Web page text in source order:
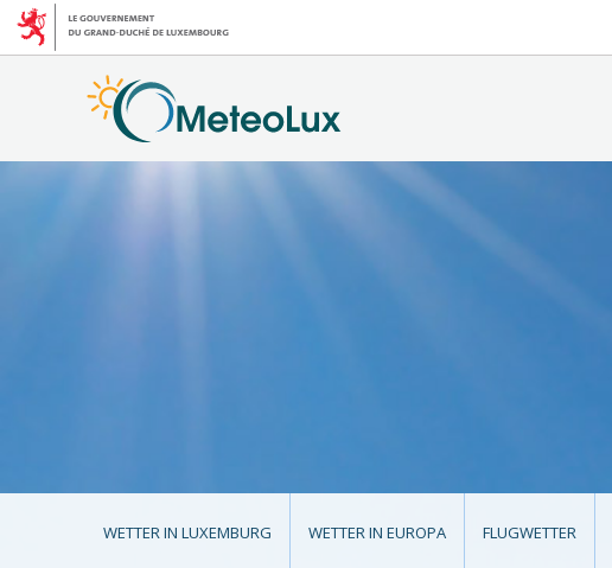
WETTER IN LUXEMBURG WETTER IN EUROPA FLUGWETTER